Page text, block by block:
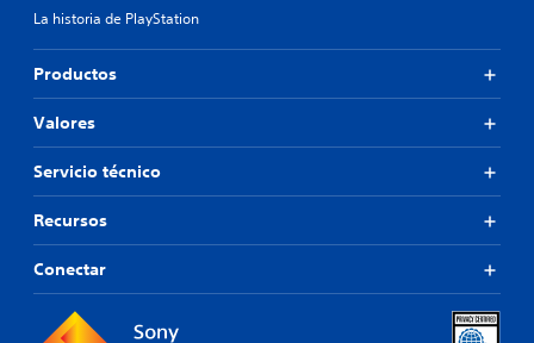
La historia de PlayStation
Productos
Valores
Servicio técnico
Recursos
Conectar